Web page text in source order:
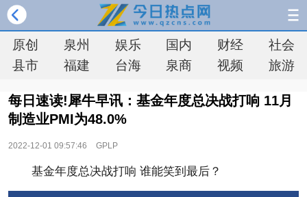
原创 泉州 娱乐 国内 财经
社会
县市
福建 台海 泉商 视频 旅游
每日速读!犀牛早讯：基金年度总决战打响 11月
制造业PMI为48.0%
2022-12-01 09:57:46 GPLP
基金年度总决战打响 谁能笑到最后？